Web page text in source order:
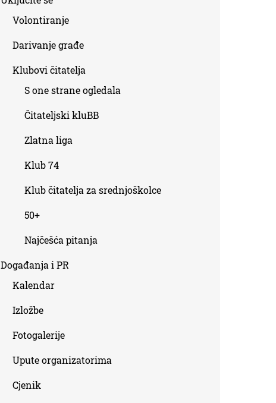
Volontiranje
Darivanje građe
Klubovi čitatelja
S one strane ogledala
Čitateljski kluBB
Zlatna liga
Klub 74
Klub čitatelja za srednjoškolce
50+
Najčešća pitanja
Događanja i PR
Kalendar
Izložbe
Fotogalerije
Upute organizatorima
Cjenik